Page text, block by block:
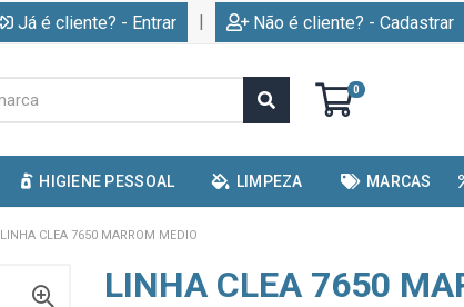
Já é cliente? - Entrar | Não é cliente? - Cadastrar
0
HIGIENE PESSOAL LIMPEZA MARCAS
LINHA CLEA 7650 MARROM MEDIO
LINHA CLEA 7650